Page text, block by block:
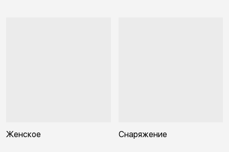
Женское Снаряжение